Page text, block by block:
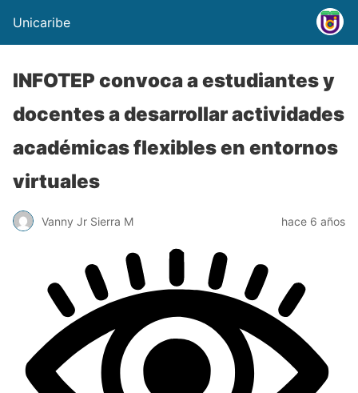
Unicaribe
INFOTEP convoca a estudiantes y
docentes a desarrollar actividades
académicas flexibles en entornos
virtuales
Vanny Jr Sierra M hace 6 años